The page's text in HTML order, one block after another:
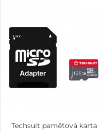
Techsuit paměťová karta